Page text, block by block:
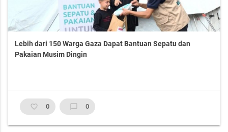
Lebih dari 150 Warga Gaza Dapat Bantuan Sepatu dan
Pakaian Musim Dingin
favorite_border 0 chat_bubble_outline 0